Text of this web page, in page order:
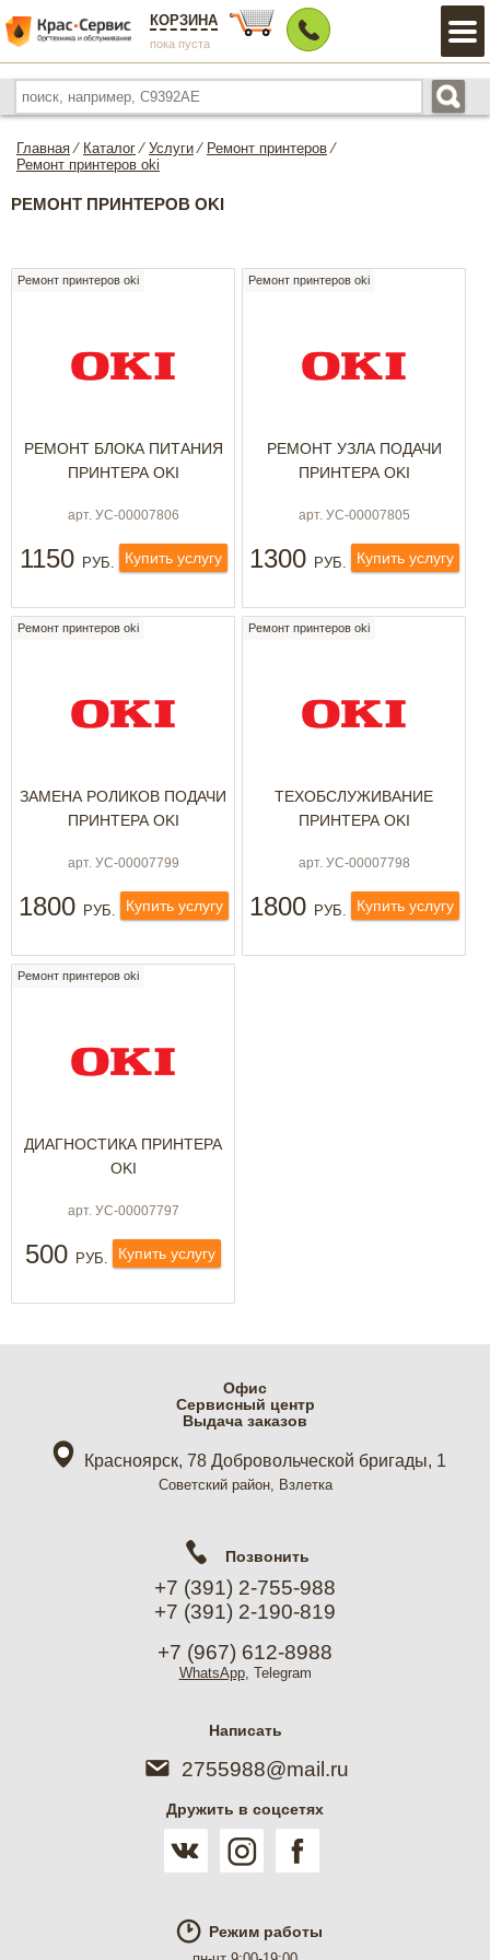
КОРЗИНА
пока пуста
Главная ⁄ Каталог ⁄ Услуги ⁄ Ремонт принтеров ⁄
Ремонт принтеров oki
РЕМОНТ ПРИНТЕРОВ OKI
Ремонт принтеров oki
РЕМОНТ БЛОКА ПИТАНИЯ
ПРИНТЕРА OKI
арт. УС-00007806
1150 РУБ. Купить услугу
Ремонт принтеров oki
РЕМОНТ УЗЛА ПОДАЧИ
ПРИНТЕРА OKI
арт. УС-00007805
1300 РУБ. Купить услугу
Ремонт принтеров oki
ЗАМЕНА РОЛИКОВ ПОДАЧИ
ПРИНТЕРА OKI
арт. УС-00007799
1800 РУБ. Купить услугу
Ремонт принтеров oki
ТЕХОБСЛУЖИВАНИЕ
ПРИНТЕРА OKI
арт. УС-00007798
1800 РУБ. Купить услугу
Ремонт принтеров oki
ДИАГНОСТИКА ПРИНТЕРА
OKI
арт. УС-00007797
500 РУБ. Купить услугу
Офис
Cервисный центр
Выдача заказов
Красноярск, 78 Добровольческой бригады, 1
Советский район, Взлетка
Позвонить
+7 (391) 2-755-988
+7 (391) 2-190-819
+7 (967) 612-8988
WhatsApp, Telegram
Написать
2755988@mail.ru
Дружить в соцсетях
Режим работы